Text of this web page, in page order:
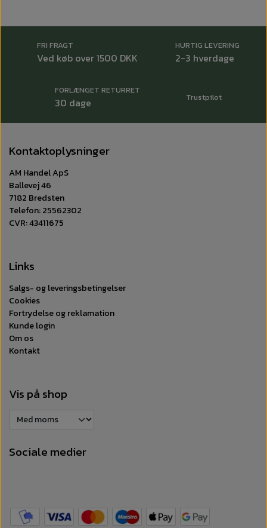
FRI FRAGT
Ved køb over 1500 DKK
HURTIG LEVERING
2-3 hverdage
FORLÆNGET RETURRET
30 dage Trustpilot
Kontaktoplysninger
AM Handel ApS
Ballevej 46
7182 Bredsten
Telefon: 25562302
CVR: 43411675
Links
Salgs- og leveringsbetingelser
Cookies
Fortrydelse og reklamation
Kunde login
Om os
Kontakt
Vis på shop
Sociale medier